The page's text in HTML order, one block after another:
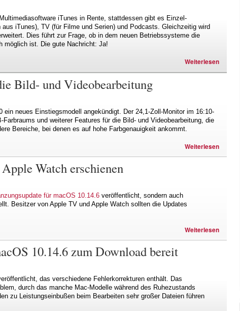
iTunes in Rente, stattdessen gibt es Einzel-
iTunes), TV (für Filme und Serien) und Podcasts. Gleichzeitig wird
Dies führt zur Frage, ob in dem neuen Betriebssysteme die
möglich ist. Die gute Nachricht: Ja!
Weiterlesen
Bild- und Videobearbeitung
neues Einstiegsmodell angekündigt. Der 24,1-Zoll-Monitor im 16:10-
und weiterer Features für die Bild- und Videobearbeitung, die
Bereiche, bei denen es auf hohe Farbgenauigkeit ankommt.
Weiterlesen
Watch erschienen
für macOS 10.14.6 veröffentlicht, sondern auch
Besitzer von Apple TV und Apple Watch sollten die Updates
Weiterlesen
10.14.6 zum Download bereit
das verschiedene Fehlerkorrekturen enthält. Das
durch das manche Mac-Modelle während des Ruhezustands
zu Leistungseinbußen beim Bearbeiten sehr großer Dateien führen